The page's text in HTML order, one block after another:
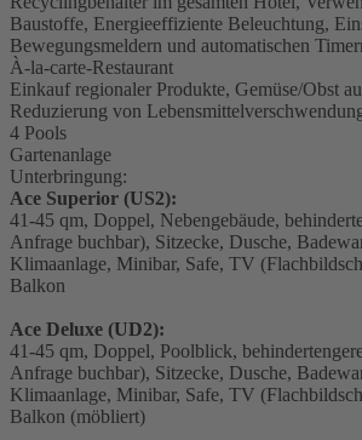
Baustoffe, Energieeffiziente Beleuchtung,
Bewegungsmeldern und automatischen
À-la-carte-Restaurant
Einkauf regionaler Produkte, Gemüse/Obst
Reduzierung von
4 Pools
Gartenanlage
Unterbringung:
Ace Superior (US2):
41-45 qm, Doppel, Nebengebäude,
Anfrage buchbar), Sitzecke, Dusche,
Klimaanlage, Minibar, Safe, TV
Balkon
Ace Deluxe (UD2):
41-45 qm, Doppel, Poolblick,
Anfrage buchbar), Sitzecke, Dusche,
Klimaanlage, Minibar, Safe, TV
Balkon (möbliert)